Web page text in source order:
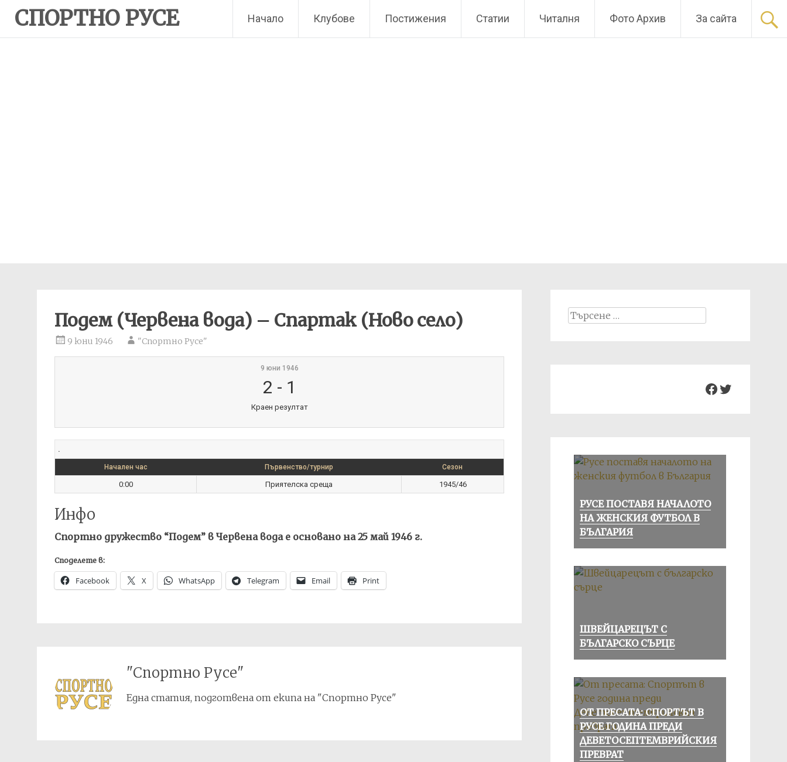
content
СПОРТНО РУСЕ Начало Клубове Постижения Статии Читалня Фото Архив За сайта
Подем (Червена вода) – Спартак (Ново село)
9 юни 1946 "Спортно Русе"
9 юни 1946
2 - 1
Краен резултат
.
Начален час Първенство/турнир Сезон
0:00 Приятелска среща 1945/46
Инфо
Спортно дружество “Подем” в Червена вода е основано на 25 май 1946 г.
Споделете в:
Facebook X WhatsApp Telegram Email Print
"Спортно Русе"
Една статия, подготвена от екипа на "Спортно Русе"
Search
Facebook
Twitter
РУСЕ ПОСТАВЯ НАЧАЛОТО
НА ЖЕНСКИЯ ФУТБОЛ В
БЪЛГАРИЯ
ШВЕЙЦАРЕЦЪТ С
БЪЛГАРСКО СЪРЦЕ
ОТ ПРЕСАТА: СПОРТЪТ В
РУСЕ ГОДИНА ПРЕДИ
ДЕВЕТОСЕПТЕМВРИЙСКИЯ
ПРЕВРАТ